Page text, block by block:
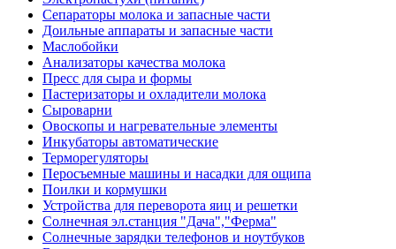
Сепараторы молока и запасные части
Доильные аппараты и запасные части
Маслобойки
Анализаторы качества молока
Пресс для сыра и формы
Пастеризаторы и охладители молока
Сыроварни
Овоскопы и нагревательные элементы
Инкубаторы автоматические
Терморегуляторы
Перосъемные машины и насадки для ощипа
Поилки и кормушки
Устройства для переворота яиц и решетки
Солнечная эл.станция "Дача","Ферма"
Солнечные зарядки телефонов и ноутбуков